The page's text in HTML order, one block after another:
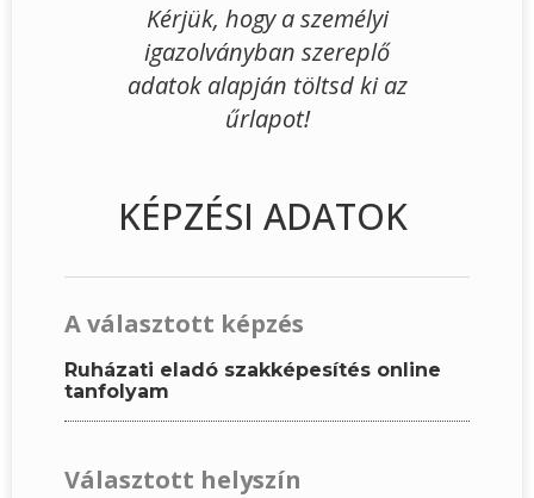
Kérjük, hogy a személyi
igazolványban szereplő
adatok alapján töltsd ki az
űrlapot!
KÉPZÉSI ADATOK
A választott képzés
Ruházati eladó szakképesítés online
tanfolyam
Választott helyszín